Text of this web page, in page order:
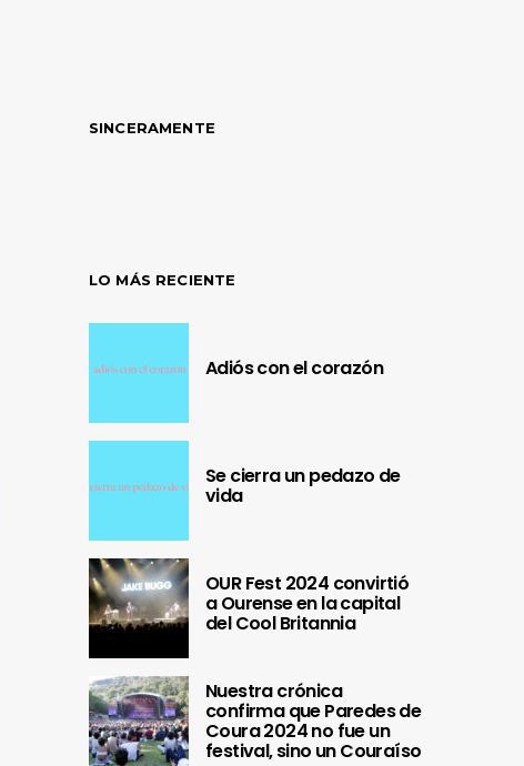
SINCERAMENTE
LO MÁS RECIENTE
Adiós con el corazón
Se cierra un pedazo de
vida
OUR Fest 2024 convirtió
a Ourense en la capital
del Cool Britannia
Nuestra crónica
confirma que Paredes de
Coura 2024 no fue un
festival, sino un Couraíso